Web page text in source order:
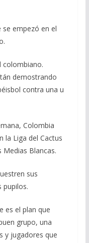
se empezó en el
colombiano.
demostrando
contra una u
Colombia
la Liga del Cactus
Blancas.
sus
pupilos.
es el plan que
grupo, una
y jugadores que